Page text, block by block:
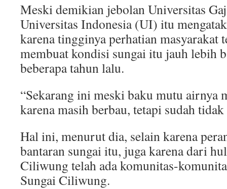
Meski demikian jebolan Universitas
Universitas Indonesia (UI) itu
karena tingginya perhatian masyarakat
membuat kondisi sungai itu jauh lebih
beberapa tahun lalu.
“Sekarang ini meski baku mutu airnya
karena masih berbau, tetapi sudah tidak
Hal ini, menurut dia, selain karena
bantaran sungai itu, juga karena dari
Ciliwung telah ada komunitas-
Sungai Ciliwung.